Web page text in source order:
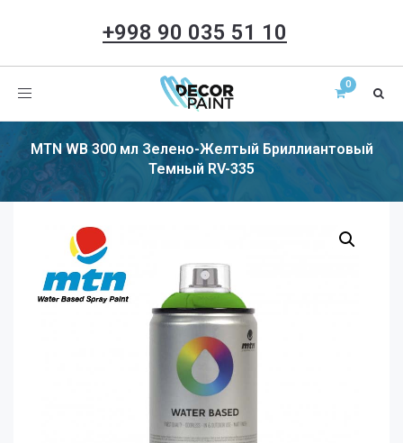
+998 90 035 51 10
Toggle
MTN WB 300 мл Зелено-Желтый Бриллиантовый
Темный RV-335